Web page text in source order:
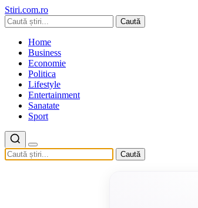
Stiri.com.ro
Caută
Home
Business
Economie
Politica
Lifestyle
Entertainment
Sanatate
Sport
Caută